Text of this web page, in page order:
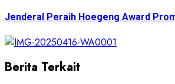
Jenderal Peraih Hoegeng Award
Berita Terkait